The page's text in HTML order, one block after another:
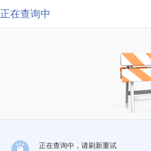
正在查询中
正在查询中，请刷新重试